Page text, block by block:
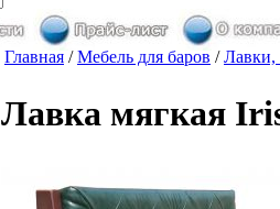
Главная /Мебель для баров /Лавки,
Лавка мягкая